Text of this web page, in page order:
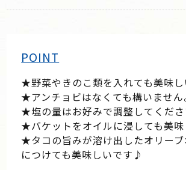
POINT
★野菜やきのこ類を入れても美味
★アンチョビはなくても構いません
★塩の量はお好みで調整してくださ
★バケットをオイルに浸しても美
★タコの旨みが溶け出したオリー
につけても美味しいです♪